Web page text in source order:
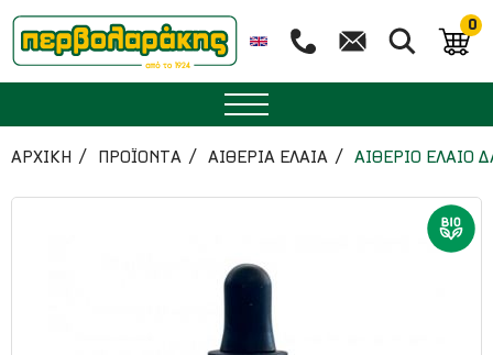
0
ΜΠΑΧΑΡΙΚΑ
ΒΟΤΑΝΑ
ΑΡΧΙΚΉ ΠΡΟΪΟΝΤΑ ΑΙΘΕΡΙΑ ΕΛΑΙΑ ΑΙΘΕΡΙΟ ΕΛΑΙΟ